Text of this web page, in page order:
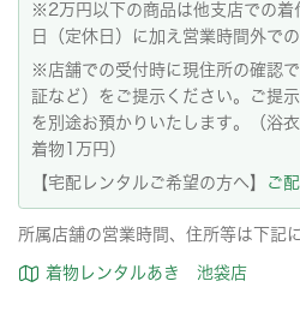
※2万円以下の商品は他支店での着
日（定休日）に加え営業時間外で
※店舗での受付時に現住所の確認
証など）をご提示ください。ご提
を別途お預かりいたします。（浴
着物1万円）
【宅配レンタルご希望の方へ】
ご
所属店舗の営業時間、住所等は下記
着物レンタルあき 池袋店